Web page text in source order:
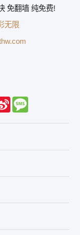
免翻墙 纯免费!
无限
Message